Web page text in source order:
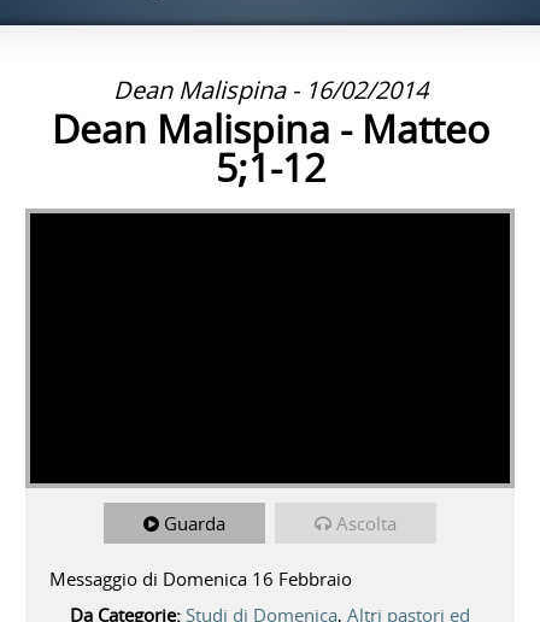
Dean Malispina - 16/02/2014
Dean Malispina - Matteo
5;1-12
Guarda Ascolta
Messaggio di Domenica 16 Febbraio
Da Categorie: Studi di Domenica, Altri pastori ed